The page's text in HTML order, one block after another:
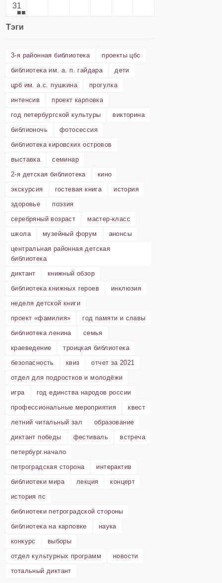
31
Тэги
3-я районная библиотека
проекты цбс
библиотека им. а. п. гайдара
дети
црб им. а.с. пушкина
прогулка
интенсив
проект карповка
год петербургской культуры
викторина
библионочь
фотосессия
библиотека кировских островов
выставка
семинар
2-я детская библиотека
кино
экскурсия
гостевая книга
история
здоровье
поэзия
серебряный возраст
мастер-класс
школа
музейный форум
анонсы
центральная районная детская
библиотека
диктант
книжный обзор
библиотека книжных героев
инклюзия
неделя детской книги
проект «фамилия»
год памяти и славы
библиотека ленина
семья
краеведение
троицкая библиотека
безопасность
квиз
отчет за 2021
отдел для подростков и молодёжи
игра
год единства народов россии
профессиональные мероприятия
квест
летний читальный зал
образование
диктант победы
фестиваль
встреча
петербург.начало
петроградская сторона
интерактив
библиотеки мира
лекция
концерт
история пс
библиотеки петроградской стороны
библиотека на карповке
наука
конкурс
выборы
отдел культурных программ
новости
тотальный диктант